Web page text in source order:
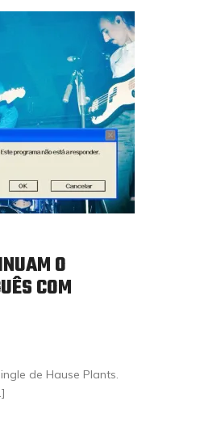
O
COM
de Hause Plants.